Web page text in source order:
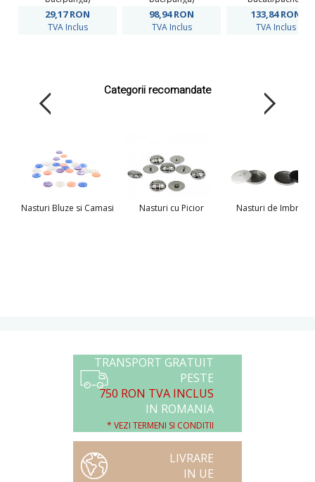
29,17RON
TVA Inclus
98,94RON
TVA Inclus
133,84RON
TVA Inclus
Categorii recomandate
Nasturi Bluze si Camasi Nasturi cu Picior Nasturi de Imbracat
TRANSPORT GRATUIT
PESTE
750 RON TVA INCLUS
IN ROMANIA
* VEZI TERMENI SI CONDITII
LIVRARE
IN UE